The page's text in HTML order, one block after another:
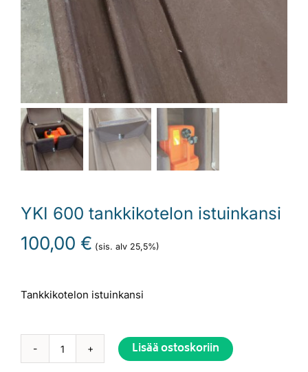
YKI 600 tankkikotelon istuinkansi
100,00 € (sis. alv 25,5%)
Tankkikotelon istuinkansi
YKI
Lisää ostoskoriin
Alternative: